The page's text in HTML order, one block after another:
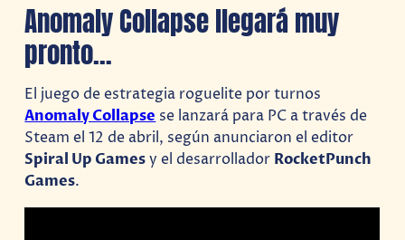
Anomaly Collapse llegará muy
pronto…
El juego de estrategia roguelite por turnos
Anomaly Collapsese lanzará para PC a través de
Steam el 12 de abril, según anunciaron el editor
Spiral Up Gamesy el desarrollador RocketPunch
Games.